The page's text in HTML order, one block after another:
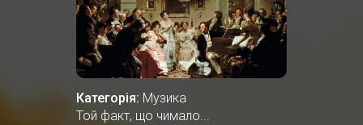
Категорія: Музика
Той факт, що чимало...